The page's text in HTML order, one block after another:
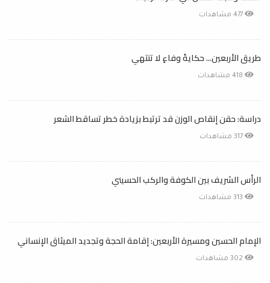
طريق الأربعين... حكايةُ وفاءٍ لا تنتهي
دراسة: حقن إنقاص الوزن قد ترتبط بزيادة خطر تساقط الشعر
الرأس الشريف بين الكوفة والركب الحسيني
الإمام الحسين ومسيرة الأربعين: إقامة الحجة وتجديد الميثاق الإنساني